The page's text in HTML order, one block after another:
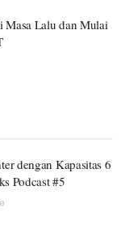
Masa Lalu dan Mulai
dengan Kapasitas 6
Podcast #5